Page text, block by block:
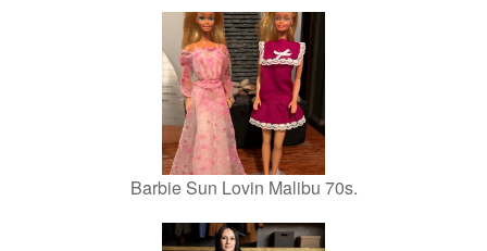
Barbie Sun Lovin Malibu 70s.